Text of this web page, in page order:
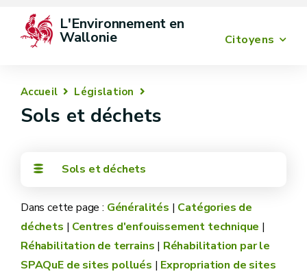
Citoyens
L'Environnement en
Wallonie
Accueil Législation
Sols et déchets
Sols et déchets
Dans cette page : Généralités | Catégories de
déchets | Centres d'enfouissement technique |
Réhabilitation de terrains | Réhabilitation par le
SPAQuE de sites pollués | Expropriation de sites